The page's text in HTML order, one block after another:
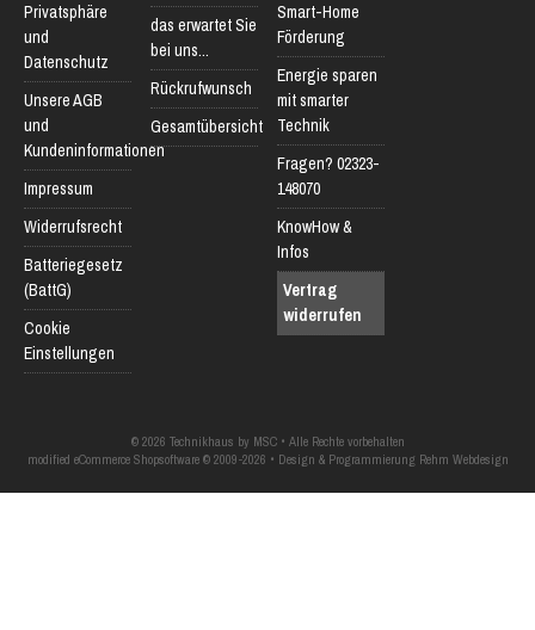
Privatsphäre
und
Datenschutz
Unsere AGB
und
Kundeninformationen
Impressum
Widerrufsrecht
Batteriegesetz
(BattG)
Cookie
Einstellungen
das erwartet Sie
bei uns...
Rückrufwunsch
Gesamtübersicht
Smart-Home
Förderung
Energie sparen
mit smarter
Technik
Fragen? 02323-
148070
KnowHow &
Infos
Vertrag
widerrufen
© 2026 Technikhaus by MSC • Alle Rechte vorbehalten
modified eCommerce Shopsoftware © 2009-2026 • Design & Programmierung Rehm Webdesign